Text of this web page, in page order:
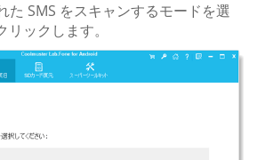
た SMS をスキャンするモードを選
リックします。